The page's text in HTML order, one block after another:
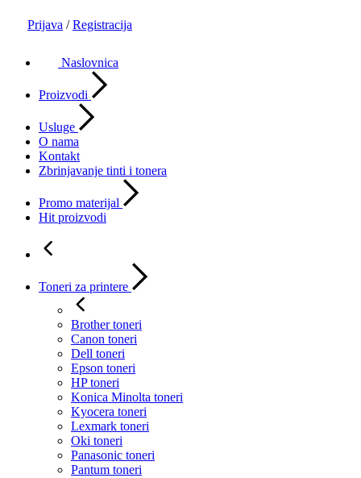
Prijava / Registracija
Naslovnica
Proizvodi
Usluge
O nama
Kontakt
Zbrinjavanje tinti i tonera
Promo materijal
Hit proizvodi
Toneri za printere
Brother toneri
Canon toneri
Dell toneri
Epson toneri
HP toneri
Konica Minolta toneri
Kyocera toneri
Lexmark toneri
Oki toneri
Panasonic toneri
Pantum toneri